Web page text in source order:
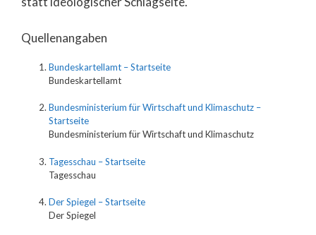
Quellenangaben
Bundeskartellamt – Startseite
Bundeskartellamt
Bundesministerium für Wirtschaft und Klimaschutz –
Startseite
Bundesministerium für Wirtschaft und Klimaschutz
Tagesschau – Startseite
Tagesschau
Der Spiegel – Startseite
Der Spiegel